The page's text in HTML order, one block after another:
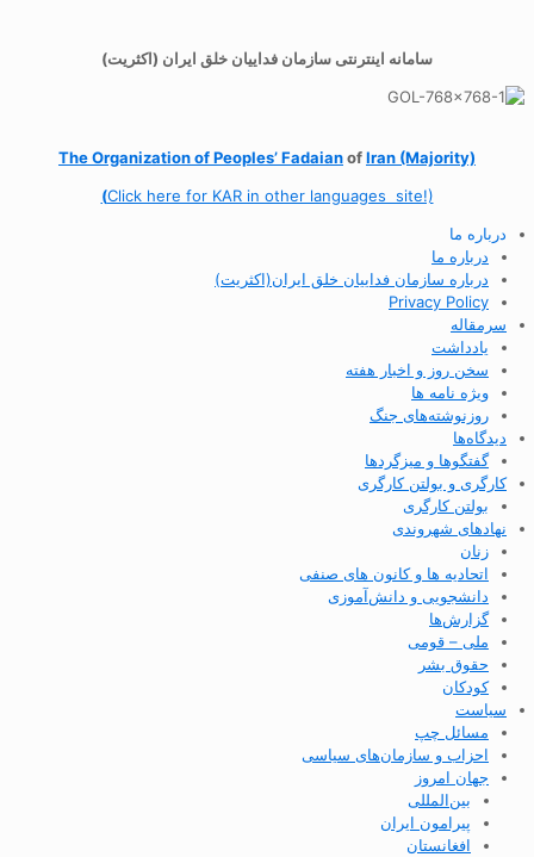
سامانه اینترنتی سازمان فداییان خلق ایران (اکثریت)
The Organization ofPeoples’ FadaianofIran (Majority)
(Click here for KAR in other languages site!)
درباره ما
درباره ما
درباره سازمان فداییان خلق ایران(اکثریت)
Privacy Policy
سرمقاله
یادداشت
سخن روز و اخبار هفته
ویژه نامه ها
روزنوشته‌های جنگ
دیدگاه‌ها
گفتگوها و میزگردها
کارگری و بولتن کارگری
بولتن کارگری
نهادهای شهروندی
زنان
اتحادیه ها و کانون های صنفی
دانشجویی و دانش‌آموزی
گزارش‌ها
ملی – قومی
حقوق بشر
کودکان
سیاست
مسائل چپ
احزاب و سازمان‌های سیاسی
جهان امروز
بین‌المللی
پیرامون ایران
افغانستان